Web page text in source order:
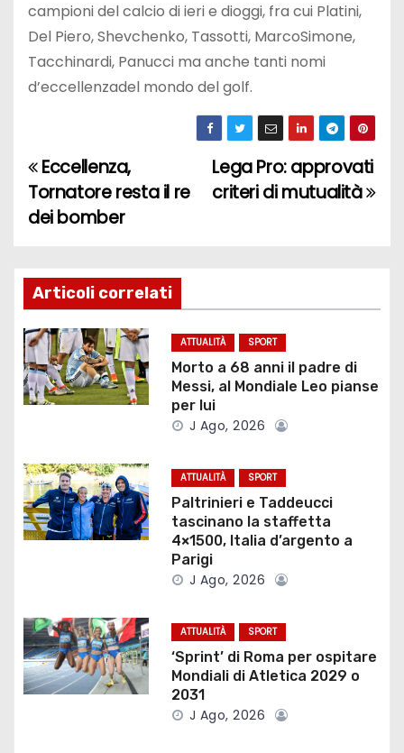
campioni del calcio di ieri e dioggi, fra cui Platini,
Del Piero, Shevchenko, Tassotti, MarcoSimone,
Tacchinardi, Panucci ma anche tanti nomi
d’eccellenzadel mondo del golf.
N
a
i
g
a
z
o
n
r
t
i
Lega Pro: approvati
criteri di mutualità
Eccellenza,
Tornatore resta il re
dei bomber
Articoli correlati
ATTUALITÀ SPORT
Morto a 68 anni il padre di
Messi, al Mondiale Leo pianse
per lui
J Ago, 2026
ATTUALITÀ SPORT
Paltrinieri e Taddeucci
tascinano la staffetta
4×1500, Italia d’argento a
Parigi
J Ago, 2026
ATTUALITÀ SPORT
‘Sprint’ di Roma per ospitare
Mondiali di Atletica 2029 o
2031
J Ago, 2026